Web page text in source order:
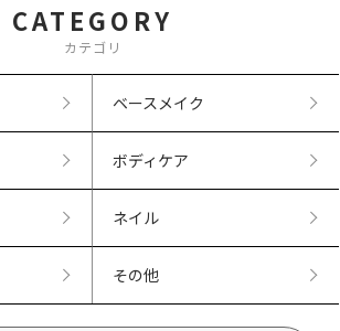
CATEGORY
カテゴリ
ベースメイク
ボディケア
ネイル
その他